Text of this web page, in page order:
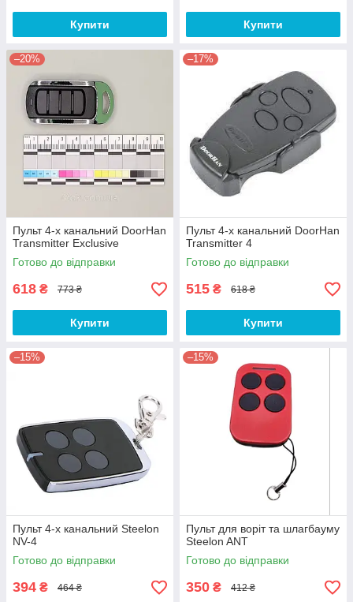
Купити Купити
–20%
Пульт 4-х канальний DoorHan
Transmitter Exclusive
Готово до відправки
618 ₴ 773 ₴
Купити
–17%
Пульт 4-х канальний DoorHan
Transmitter 4
Готово до відправки
515 ₴ 618 ₴
Купити
–15%
Пульт 4-х канальний Steelon
NV-4
Готово до відправки
394 ₴ 464 ₴
–15%
Пульт для воріт та шлагбауму
Steelon ANT
Готово до відправки
350 ₴ 412 ₴